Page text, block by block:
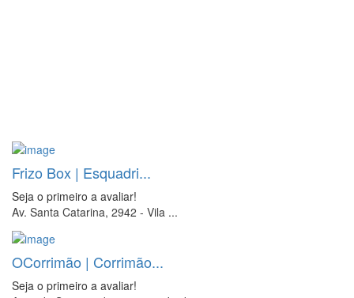
Frizo Box | Esquadri...
Seja o primeiro a avaliar!
Av. Santa Catarina, 2942 - Vila ...
OCorrimão | Corrimão...
Seja o primeiro a avaliar!